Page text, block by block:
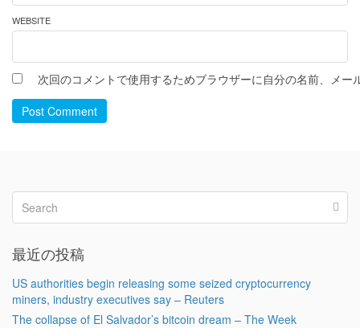
WEBSITE
次回のコメントで使用するためブラウザーに自分の名前、メー
Post Comment
最近の投稿
US authorities begin releasing some seized cryptocurrency
miners, industry executives say – Reuters
The collapse of El Salvador’s bitcoin dream – The Week